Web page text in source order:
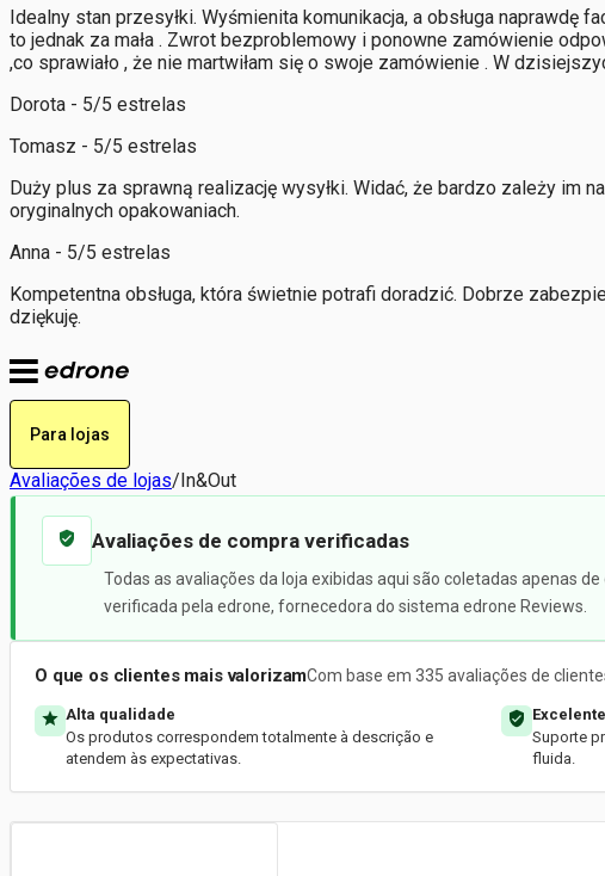
Idealny stan przesyłki. Wyśmienita komunikacja, a obsługa
to jednak za mała . Zwrot bezproblemowy i ponowne zamówienie
,co sprawiało , że nie martwiłam się o swoje zamówienie . W
Dorota - 5/5 estrelas
Tomasz - 5/5 estrelas
Duży plus za sprawną realizację wysyłki. Widać, że bardzo zależy im
oryginalnych opakowaniach.
Anna - 5/5 estrelas
Kompetentna obsługa, która świetnie potrafi doradzić. Dobrze
dziękuję.
Para lojas
Avaliações de lojas/In&Out
Avaliações de compra verificadas
Todas as avaliações da loja exibidas aqui são coletadas apenas
verificada pela edrone, fornecedora do sistema edrone Reviews.
O que os clientes mais valorizamCom base em 335 avaliações de
Alta qualidade
Os produtos correspondem totalmente à descrição e
atendem às expectativas.
Suporte
fluida.